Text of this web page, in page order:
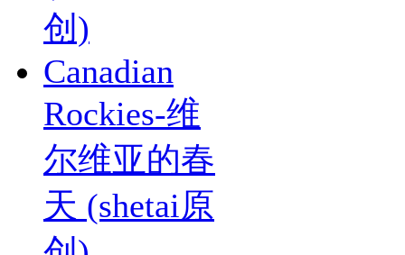
创)
Canadian
Rockies-维
尔维亚的春
天 (shetai原